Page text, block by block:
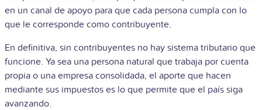
en un canal de apoyo para que cada persona cumpla con lo
que le corresponde como contribuyente.
En definitiva, sin contribuyentes no hay sistema tributario que
funcione. Ya sea una persona natural que trabaja por cuenta
propia o una empresa consolidada, el aporte que hacen
mediante sus impuestos es lo que permite que el país siga
avanzando.